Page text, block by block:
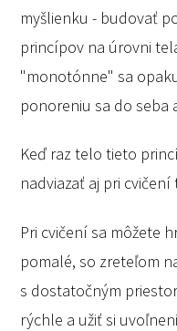
myšlienku - budovať
princípov na úrovni
"monotónne" sa
ponoreniu sa do seba
Keď raz telo tieto
nadviazať aj pri cvičení
Pri cvičení sa môžete
pomalé, so zreteľom
s dostatočným
rýchle a užiť si